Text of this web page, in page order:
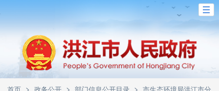
首页 政务公开 部门信息公开目录
市生态环境局洪江市分